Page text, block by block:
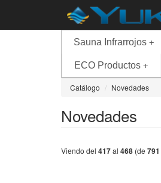
+
Sauna Infrarrojos
+
ECO Productos
Catálogo Novedades
Novedades
Viendo del 417al 468 (de 791